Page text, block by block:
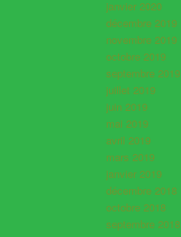
janvier 2020
décembre 2019
novembre 2019
octobre 2019
septembre 2019
juillet 2019
juin 2019
mai 2019
avril 2019
mars 2019
janvier 2019
décembre 2018
octobre 2018
septembre 2018